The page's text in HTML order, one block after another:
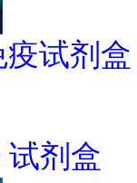
试剂盒
剂盒